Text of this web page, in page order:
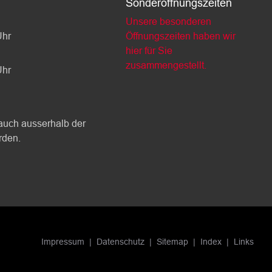
ausserhalb der
Sonderöffnungszeiten
Unsere besonderen
Öffnungszeiten haben wir
hier für Sie
zusammengestellt.
Impressum Datenschutz Sitemap Index Links